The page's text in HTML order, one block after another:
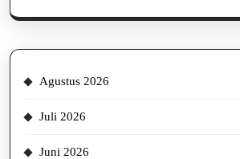
Agustus 2026
Juli 2026
Juni 2026